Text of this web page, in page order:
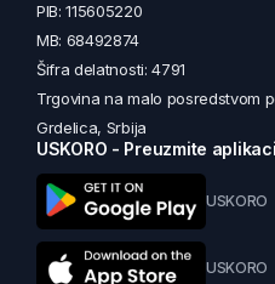
PIB: 115605220
MB: 68492874
Šifra delatnosti: 4791
Trgovina na malo posredstvom
Grdelica, Srbija
USKORO - Preuzmite
USKORO
USKORO